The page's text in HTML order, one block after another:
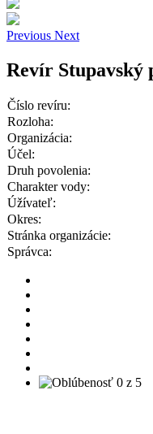
Previous Next
Revír Stupavský
Číslo revíru:
Rozloha:
Organizácia:
Účel:
Druh povolenia:
Charakter vody:
Úžívateľ:
Okres:
Stránka organizácie:
Správca: